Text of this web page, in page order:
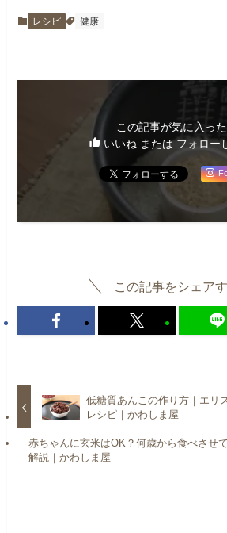
レシピ 健康
この記事が気に入っ
いいね または フォロー
この記事をシェア
低糖質あんこの作り方｜エリ
レシピ｜かわしま屋
赤ちゃんに玄米はOK？何歳から食べさせ
解説｜かわしま屋